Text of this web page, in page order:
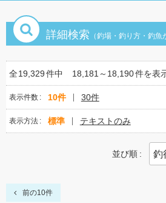
詳細検索 （釣場・釣り方・釣魚
全19,329件中 18,181～18,190件を表
表示件数 10件 30件
表示方法 標準 テキストのみ
並び順
前の10件